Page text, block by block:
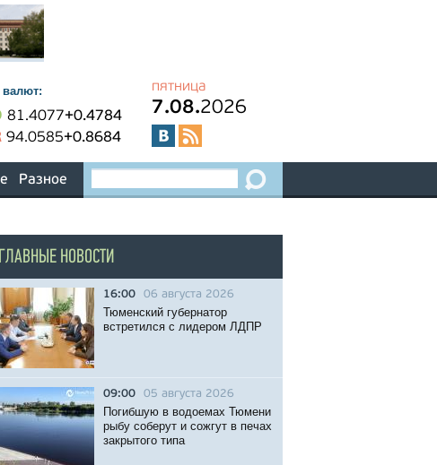
валют:
81.4077+0.4784
94.0585+0.8684
пятница
7.08.2026
Разное
ГЛАВНЫЕ НОВОСТИ
16:00 06 августа 2026
Тюменский губернатор
встретился с лидером ЛДПР
09:00 05 августа 2026
Погибшую в водоемах Тюмени
рыбу соберут и сожгут в печах
закрытого типа